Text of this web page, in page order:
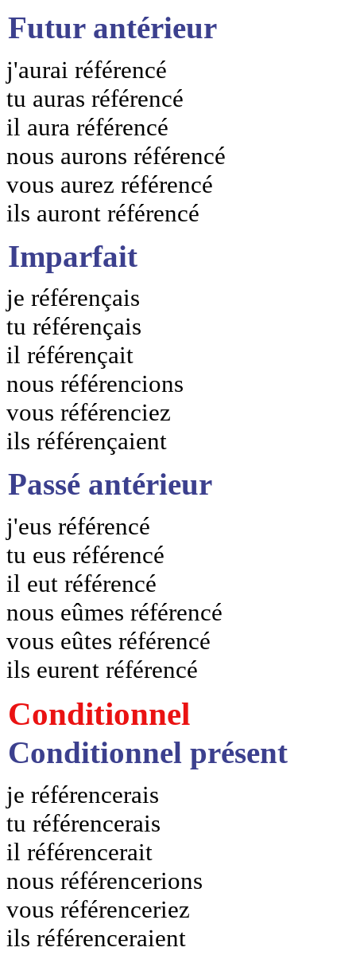
Futur antérieur
j'aurai référencé
tu auras référencé
il aura référencé
nous aurons référencé
vous aurez référencé
ils auront référencé
Imparfait
je référençais
tu référençais
il référençait
nous référencions
vous référenciez
ils référençaient
Passé antérieur
j'eus référencé
tu eus référencé
il eut référencé
nous eûmes référencé
vous eûtes référencé
ils eurent référencé
Conditionnel
Conditionnel présent
je référencerais
tu référencerais
il référencerait
nous référencerions
vous référenceriez
ils référenceraient